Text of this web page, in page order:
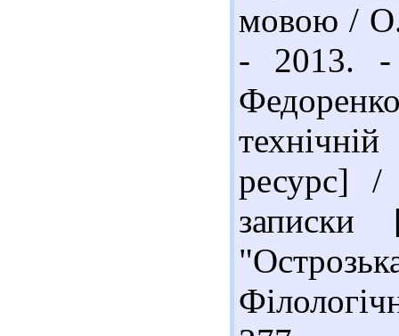
мовою / О.
- 2013.
ресурс]
записки